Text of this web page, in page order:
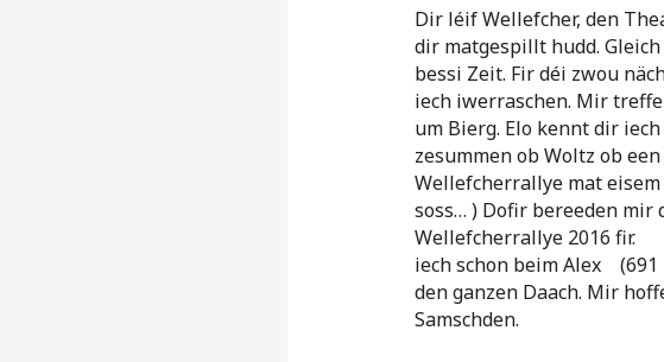
Dir léif Wellefcher, den
dir matgespillt hudd.
bessi Zeit. Fir déi zwou
iech iwerraschen. Mir
um Bierg. Elo kennt dir
zesummen ob Woltz ob
Wellefcherrallye mat
soss… ) Dofir bereeden mir
iech schon beim Alex (691
den ganzen Daach. Mir
Samschden.